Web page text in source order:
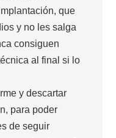
que
y no les salga
consiguen
al final si lo
y descartar
para poder
de seguir